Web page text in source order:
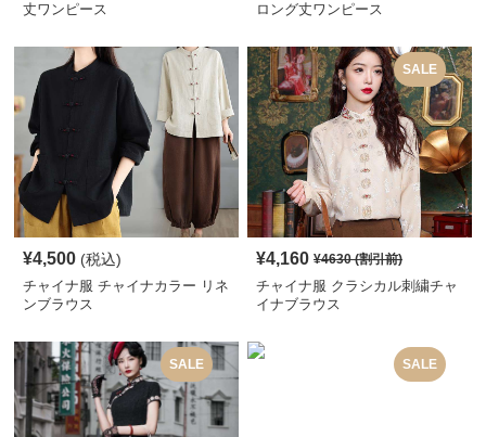
丈ワンピース
ロング丈ワンピース
¥4,500 (税込)
チャイナ服 チャイナカラー リネ
ンブラウス
SALE
¥4,160 ¥4630(割引前)
チャイナ服 クラシカル刺繍チャ
イナブラウス
SALE SALE